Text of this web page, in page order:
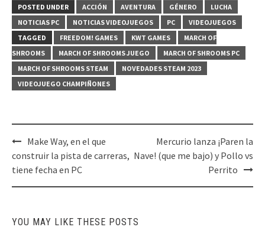
POSTED UNDER ACCIÓN AVENTURA GÉNERO
LUCHA
NOTICIAS PC
NOTICIAS VIDEOJUEGOS PC
VIDEOJUEGOS
TAGGED
FREEDOM! GAMES KWT GAMES
MARCH OF
SHROOMS
MARCH OF SHROOMS JUEGO
MARCH OF SHROOMS PC
MARCH OF SHROOMS STEAM
NOVEDADES STEAM 2023
VIDEOJUEGO CHAMPIÑONES
Post
navigation
Make Way, en el que
construir la pista de carreras,
tiene fecha en PC
Mercurio lanza ¡Paren la
Nave! (que me bajo) y Pollo vs
Perrito
YOU MAY LIKE THESE POSTS